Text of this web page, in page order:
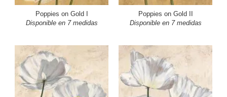
Poppies on Gold I
Disponible en 7 medidas
Poppies on Gold II
Disponible en 7 medidas